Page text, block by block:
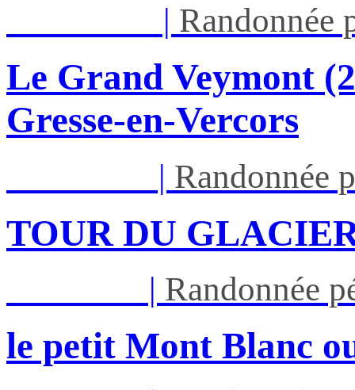
| Randonnée
Le Grand Veymont
Gresse-en-Vercors
| Randonnée
TOUR DU
| Randonnée
le petit Mont Blanc